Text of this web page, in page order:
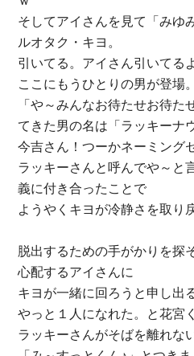
そしてアイさんを見て「みゆ
ルオタク・キヨ。
引いてる。アイさん引いてる
ここにもうひとりの男が登場。
「や～みんなお待たせお待た
てきた男の名は「ラッキーナ
今吉さん！つーかネーミング
ラッキーさんと呼んでや～と
義に付き合ったことで
ようやくキヨが冷静さを取り
脱出するための手がかりを探
心配するアイさんに
キヨが一緒に回ろうと申し出
やっと１人になれた。と花宮
ラッキーさんがそばを離れな